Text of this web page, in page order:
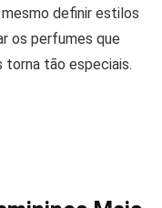
definir estilos
os perfumes que
torna tão especiais.